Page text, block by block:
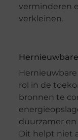
verminderen
verkleinen.
rol in de
bronnen te
duurzamer
Dit helpt niet